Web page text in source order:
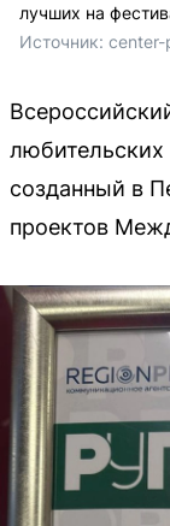
лучших на
Источник: center-
созданный в
проектов